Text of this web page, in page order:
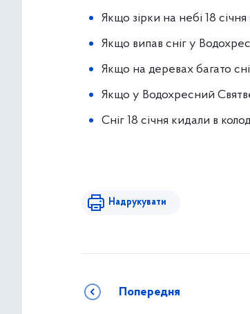
Якщо зірки на небі 18
Якщо випав сніг у
Якщо на деревах багато
Якщо у Водохресний
Сніг 18 січня кидали в
Надрукувати
Попередня